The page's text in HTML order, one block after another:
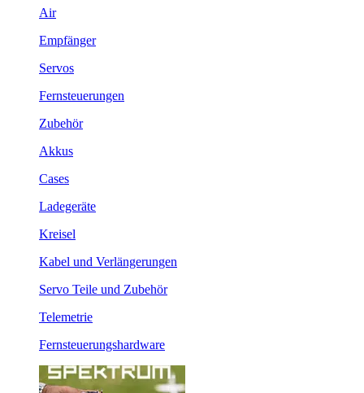
Air
Empfänger
Servos
Fernsteuerungen
Zubehör
Akkus
Cases
Ladegeräte
Kreisel
Kabel und Verlängerungen
Servo Teile und Zubehör
Telemetrie
Fernsteuerungshardware